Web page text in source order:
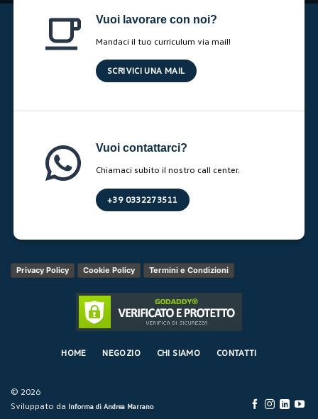
Vuoi lavorare con noi?
Mandaci il tuo curriculum via mail!
SCRIVICI UNA MAIL
Vuoi contattarci?
Chiamaci subito il nostro call center.
+39 0332273511
Privacy Policy Cookie Policy Termini e Condizioni
© 2026
Sviluppato da Informa di Andrea Marrano
HOME NEGOZIO CHI SIAMO CONTATTI